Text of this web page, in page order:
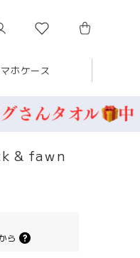
ホケース
& faｗn
ら